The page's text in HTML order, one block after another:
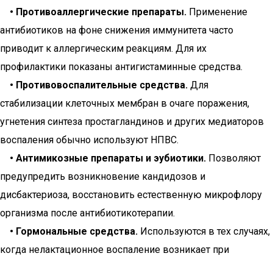
• Противоаллергические препараты. Применение
антибиотиков на фоне снижения иммунитета часто
приводит к аллергическим реакциям. Для их
профилактики показаны антигистаминные средства.
• Противовоспалительные средства. Для
стабилизации клеточных мембран в очаге поражения,
угнетения синтеза простагландинов и других медиаторов
воспаления обычно используют НПВС.
• Антимикозные препараты и эубиотики. Позволяют
предупредить возникновение кандидозов и
дисбактериоза, восстановить естественную микрофлору
организма после антибиотикотерапии.
• Гормональные средства. Используются в тех случаях,
когда нелактационное воспаление возникает при